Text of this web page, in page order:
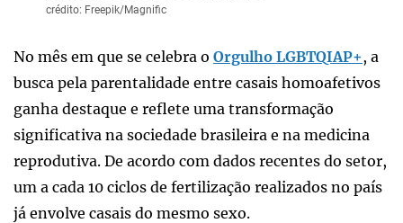
crédito: Freepik/Magnific
No mês em que se celebra o Orgulho LGBTQIAP+, a
busca pela parentalidade entre casais homoafetivos
ganha destaque e reflete uma transformação
significativa na sociedade brasileira e na medicina
reprodutiva. De acordo com dados recentes do setor,
um a cada 10 ciclos de fertilização realizados no país
já envolve casais do mesmo sexo.